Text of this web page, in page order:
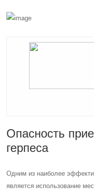
Опасность
герпеса
Одним из наиболее
является использование